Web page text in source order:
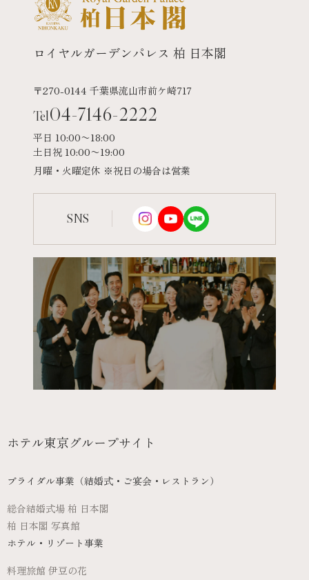
ロイヤルガーデンパレス 柏 日本閣
〒270-0144 千葉県流山市前ケ崎717
Tel04-7146-2222
平日 10:00〜18:00
土日祝 10:00〜19:00
月曜・火曜定休 ※祝日の場合は営業
SNS
ホテル東京グループサイト
ブライダル事業（結婚式・ご宴会・レストラン）
総合結婚式場 柏 日本閣
柏 日本閣 写真館
ホテル・リゾート事業
料理旅館 伊豆の花